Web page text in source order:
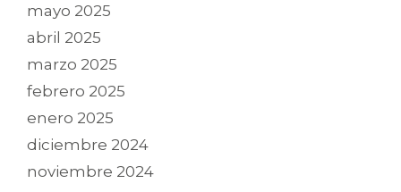
mayo 2025
abril 2025
marzo 2025
febrero 2025
enero 2025
diciembre 2024
noviembre 2024